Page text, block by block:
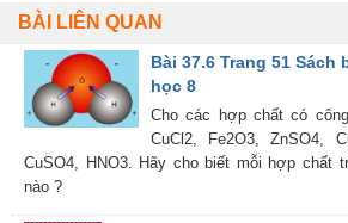
BÀI LIÊN QUAN
Bài 37.6 Trang 51 Sách
học 8
Cho các hợp chất có
CuCl2, Fe2O3, ZnSO4,
CuSO4, HNO3. Hãy cho biết mỗi hợp chất
nào ?